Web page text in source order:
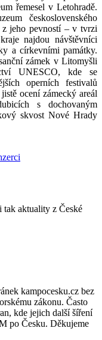
řemesel v Letohradě.
československého
z jeho pevností – v tvrzi
najdou návštěvníci
a církevními památky.
zámek v Litomyšli
UNESCO, kde se
operních festivalů
ocení zámecký areál
s dochovaným
skvost Nové Hrady
tak aktuality z České
kampocesku.cz bez
zákonu. Často
kde jejich další šíření
po Česku. Děkujeme